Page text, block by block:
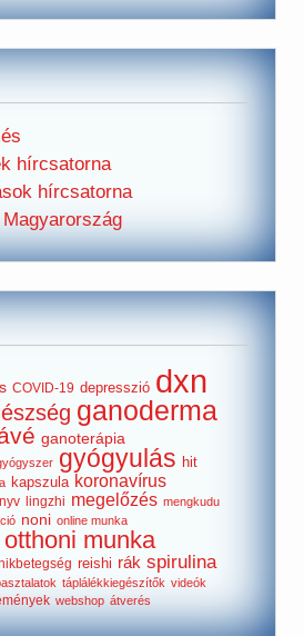
hírcsatorna
hírcsatorna
COVID-19 depresszió dxn
ganoderma
ganoterápia
gyógyulás hit
kapszula koronavírus
lingzhi megelőzés mengkudu
noni online munka
otthoni munka
reishi rák spirulina
táplálékkiegészítők videók
webshop átverés